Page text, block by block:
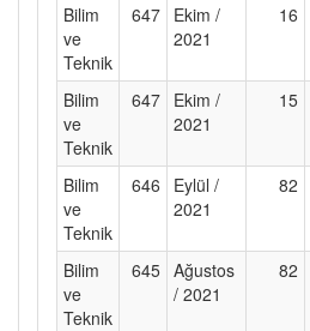
Bilim
ve
Teknik
647 Ekim /
2021
16
Bilim
ve
Teknik
647 Ekim /
2021
15
Bilim
ve
Teknik
646
Eylül /
2021
82
Bilim
ve
Teknik
645 Ağustos
/ 2021
82